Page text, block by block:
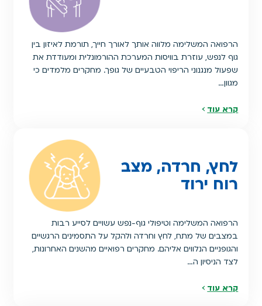
הרפואה המשלימה מלווה אותך לאורך חייך, תורמת לאיזון בין
גוף לנפש, עוזרת בוויסות המערכת ההורמונלית ומעודדת את
שפעול מנגנוני הריפוי הטבעיים של גופך. מחקרים מלמדים כי
מגוון…
קרא עוד
לחץ, חרדה, מצב
רוח ירוד
הרפואה המשלימה וטיפולי גוף-נפש עשויים לסייע רבות
במצבים של מתח, לחץ וחרדה ולהקל על התסמינים הרגשיים
והגופניים הנלווים אליהם. מחקרים רפואיים מהשנים האחרונות,
לצד הניסיון ה…
קרא עוד